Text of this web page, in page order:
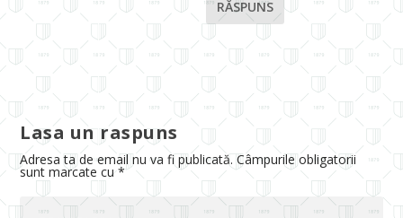
RĂSPUNS
Lasa un raspuns
Adresa ta de email nu va fi publicată. Câmpurile obligatorii
sunt marcate cu*